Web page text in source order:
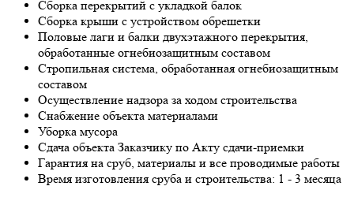
Сборка перекрытий с укладкой балок
Сборка крыши с устройством обрешетки
Половые лаги и балки двухэтажного перекрытия,
обработанные огнебиозащитным составом
Стропильная система, обработанная огнебиозащитным
составом
Осуществление надзора за ходом строительства
Снабжение объекта материалами
Уборка мусора
Сдача объекта Заказчику по Акту сдачи-приемки
Гарантия на сруб, материалы и все проводимые работы
Время изготовления сруба и строительства: 1 - 3 месяца